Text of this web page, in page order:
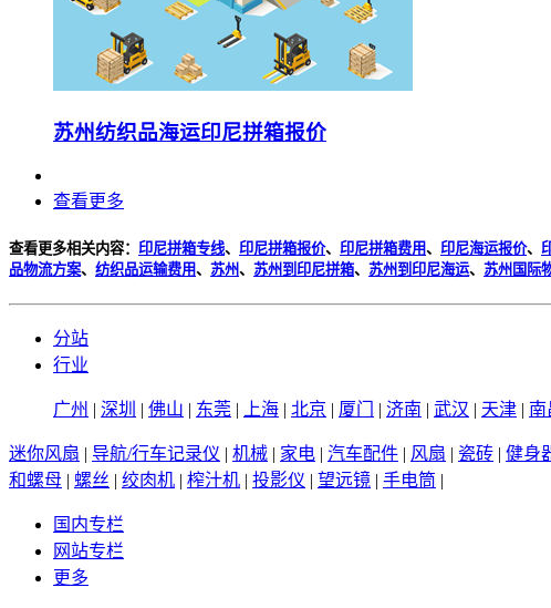
苏州纺织品海运印尼拼箱报价
查看更多
查看更多相关内容： 印尼拼箱专线、 印尼拼箱报价、 印尼拼箱费用、 印尼海运报价、
品物流方案、 纺织品运输费用、 苏州、 苏州到印尼拼箱、 苏州到印尼海运、 苏州国际
分站
行业
广州 | 深圳 | 佛山 | 东莞 | 上海 | 北京 | 厦门 | 济南 | 武汉 | 天津 | 南
迷你风扇 | 导航/行车记录仪 | 机械 | 家电 | 汽车配件 | 风扇 | 瓷砖 | 健身
和螺母 | 螺丝 | 绞肉机 | 榨汁机 | 投影仪 | 望远镜 | 手电筒 |
国内专栏
网站专栏
更多